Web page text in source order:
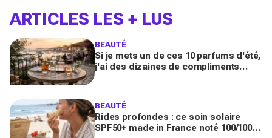
ARTICLES LES + LUS
BEAUTÉ
Si je mets un de ces 10 parfums d'été,
j'ai des dizaines de compliments
BEAUTÉ
Rides profondes : ce soin solaire
SPF50+ made in France noté 100/100